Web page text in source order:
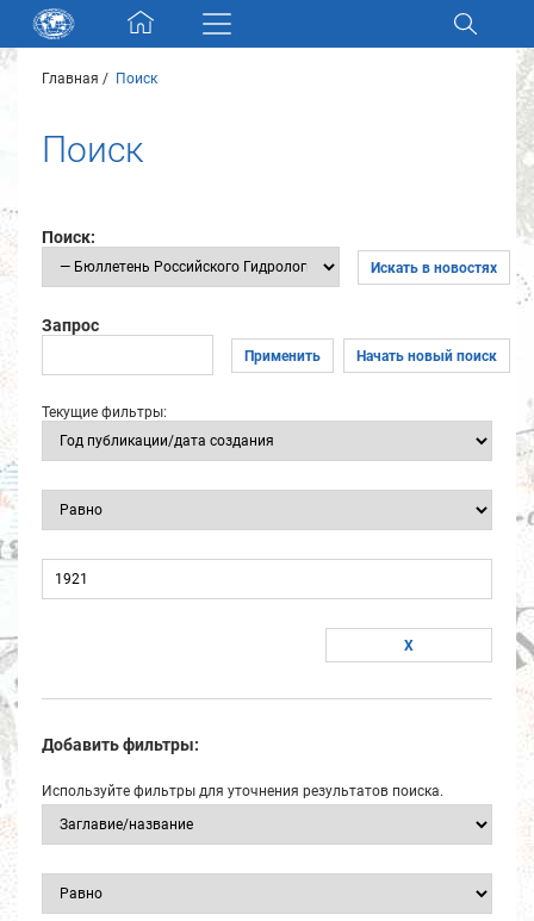
Skip navigation
Разделы и коллекции
Электронный каталог
Новости
Партнеры
Найти
Главная Поиск
Поиск
Поиск:
Искать в новостях
Запрос
Применить Начать новый поиск
Текущие фильтры:
Добавить фильтры:
Используйте фильтры для уточнения результатов поиска.